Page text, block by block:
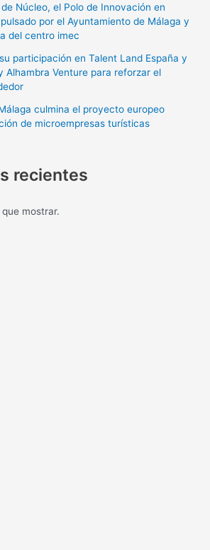
Núcleo, el Polo de Innovación en
por el Ayuntamiento de Málaga y
del centro imec
participación en Talent Land España y
Alhambra Venture para reforzar el
culmina el proyecto europeo
de microempresas turísticas
recientes
mostrar.